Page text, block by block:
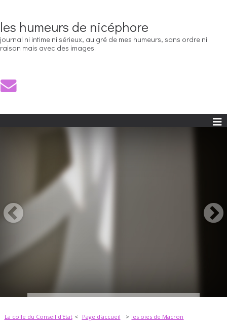
les humeurs de nicéphore
journal ni intime ni sérieux, au gré de mes humeurs, sans ordre ni
raison mais avec des images.
La colle du Conseil d'Etat Page d'accueil les oies de Macron